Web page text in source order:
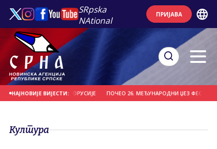
SRpska
NAtional
ПРИЈАВА
НАЈНОВИЈЕ ВИЈЕСТИ:
"ВИТЕБСК" ИЗ БЈЕЛОРУСИЈЕ ПОЧЕО 26. МЕЂУНАРОДНИ ЏЕЗ ФЕСТИВАЛ НА
Култура